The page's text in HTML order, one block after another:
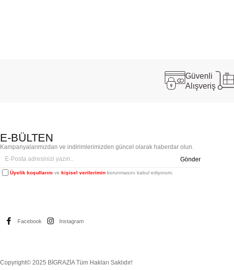
Güvenli
Alışveriş
E-BÜLTEN
Kampanyalarımızdan ve indirimlerimizden güncel olarak haberdar olun.
Gönder
Üyelik koşullarını ve kişisel verilerimin korunmasını kabul ediyorum.
Facebook Instagram
Copyright© 2025 BİGRAZİA Tüm Hakları Saklıdır!